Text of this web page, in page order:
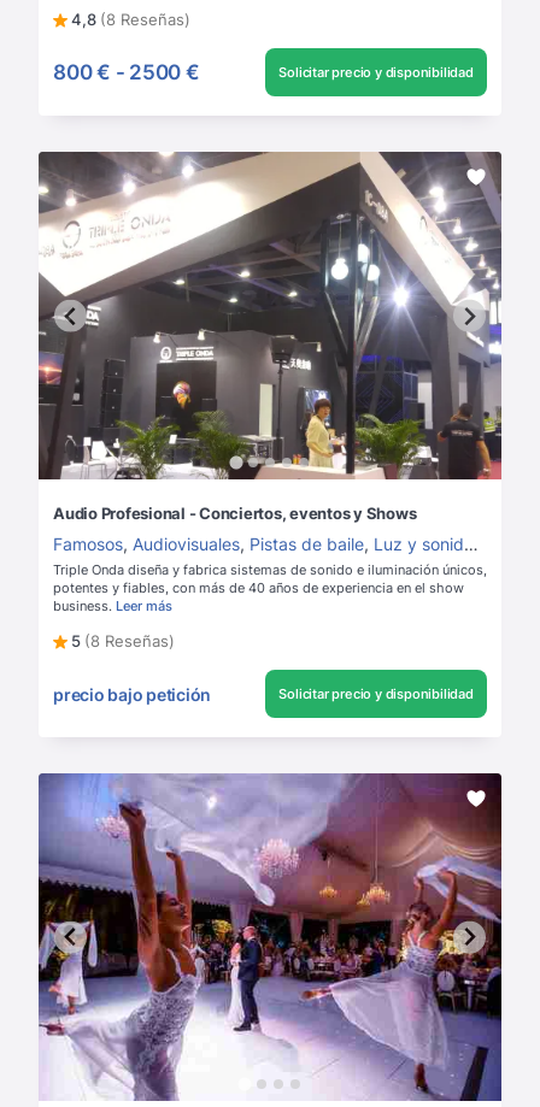
4,8 (8 Reseñas)
800 € - 2500 € Solicitar precio y disponibilidad
Audio Profesional - Conciertos, eventos y Shows
Famosos, Audiovisuales, Pistas de baile, Luz y sonido ,
Triple Onda diseña y fabrica sistemas de sonido e iluminación únicos,
potentes y fiables, con más de 40 años de experiencia en el show
business. Leer más
5 (8 Reseñas)
precio bajo petición Solicitar precio y disponibilidad